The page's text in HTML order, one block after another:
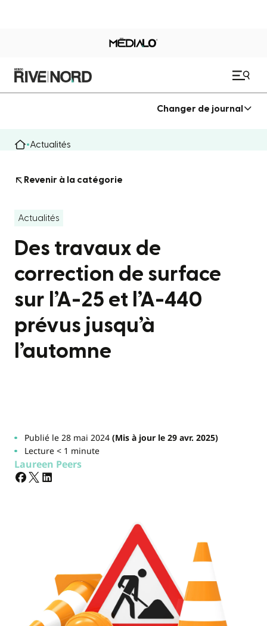
Changer de journal
Actualités
Revenir à la catégorie
Actualités
Des travaux de
correction de surface
sur l’A-25 et l’A-440
prévus jusqu’à
l’automne
Publié le 28 mai 2024(Mis à jour le 29 avr. 2025)
Lecture < 1 minute
Laureen Peers